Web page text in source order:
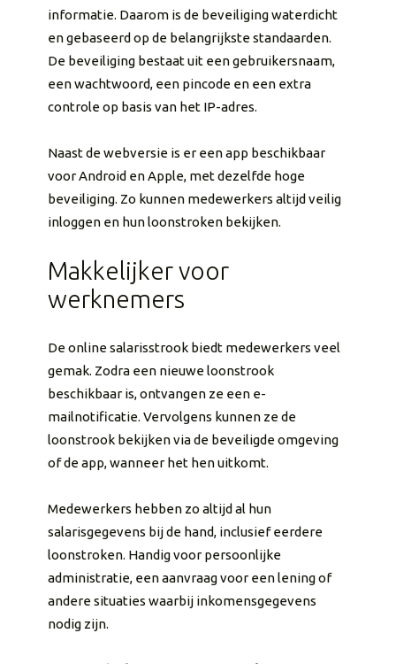
informatie. Daarom is de beveiliging waterdicht
en gebaseerd op de belangrijkste standaarden.
De beveiliging bestaat uit een gebruikersnaam,
een wachtwoord, een pincode en een extra
controle op basis van het IP-adres.
Naast de webversie is er een app beschikbaar
voor Android en Apple, met dezelfde hoge
beveiliging. Zo kunnen medewerkers altijd veilig
inloggen en hun loonstroken bekijken.
Makkelijker voor
werknemers
De online salarisstrook biedt medewerkers veel
gemak. Zodra een nieuwe loonstrook
beschikbaar is, ontvangen ze een e-
mailnotificatie. Vervolgens kunnen ze de
loonstrook bekijken via de beveiligde omgeving
of de app, wanneer het hen uitkomt.
Medewerkers hebben zo altijd al hun
salarisgegevens bij de hand, inclusief eerdere
loonstroken. Handig voor persoonlijke
administratie, een aanvraag voor een lening of
andere situaties waarbij inkomensgegevens
nodig zijn.